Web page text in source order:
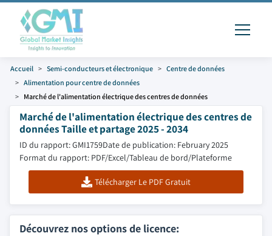
Accueil Semi-conducteurs et électronique
Centre de données
Alimentation pour centre de données
Marché de l'alimentation électrique des centres de données
Marché de l'alimentation électrique des centres de
données Taille et partage 2025 - 2034
ID du rapport: GMI1759Date de publication: February 2025
Format du rapport: PDF/Excel/Tableau de bord/Plateforme
Télécharger Le PDF Gratuit
Découvrez nos options de licence: